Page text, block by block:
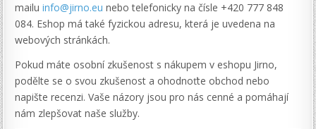
mailuinfo@jirno.eu nebo telefonicky na čísle +420 777 848
084. Eshop má také fyzickou adresu, která je uvedena na
webových stránkách.
Pokud máte osobní zkušenost s nákupem v eshopu Jirno,
podělte se o svou zkušenost a ohodnoťte obchod nebo
napište recenzi. Vaše názory jsou pro nás cenné a pomáhají
nám zlepšovat naše služby.